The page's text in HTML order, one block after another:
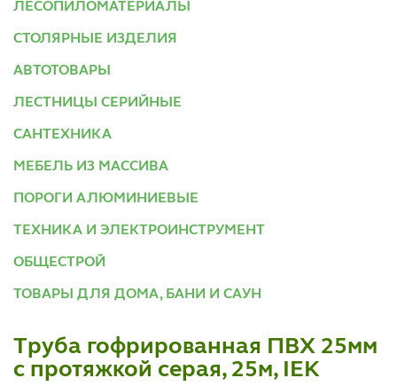
ЛЕСОПИЛОМАТЕРИАЛЫ
СТОЛЯРНЫЕ ИЗДЕЛИЯ
АВТОТОВАРЫ
ЛЕСТНИЦЫ СЕРИЙНЫЕ
САНТЕХНИКА
МЕБЕЛЬ ИЗ МАССИВА
ПОРОГИ АЛЮМИНИЕВЫЕ
ТЕХНИКА И ЭЛЕКТРОИНСТРУМЕНТ
ОБЩЕСТРОЙ
ТОВАРЫ ДЛЯ ДОМА, БАНИ И САУН
Труба гофрированная ПВХ 25мм
с протяжкой серая, 25м, IEK